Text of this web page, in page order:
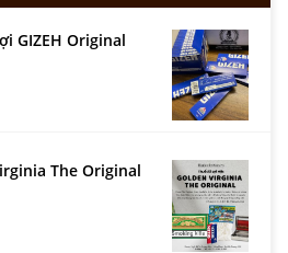
GIZEH Original
The Original